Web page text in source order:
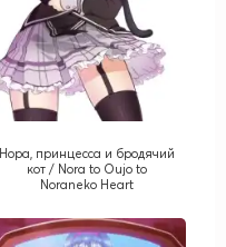
Нора, принцесса и бродячий
кот / Nora to Oujo to
Noraneko Heart